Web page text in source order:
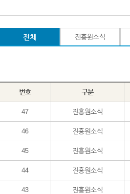
전체 진흥원소식
번호 구분
47 진흥원소식
46 진흥원소식
45 진흥원소식
44 진흥원소식
43 진흥원소식